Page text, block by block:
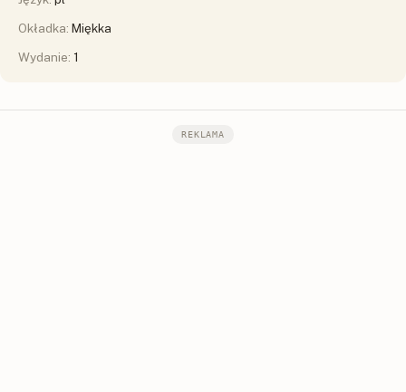
Okładka: Miękka
Wydanie: 1
REKLAMA